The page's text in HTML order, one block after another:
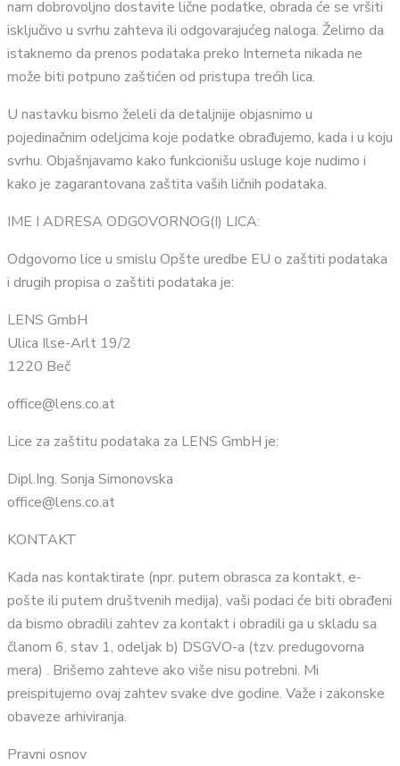
nam dobrovoljno dostavite lične podatke, obrada će se vršiti
isključivo u svrhu zahteva ili odgovarajućeg naloga. Želimo da
istaknemo da prenos podataka preko Interneta nikada ne
može biti potpuno zaštićen od pristupa trećih lica.
U nastavku bismo želeli da detaljnije objasnimo u
pojedinačnim odeljcima koje podatke obrađujemo, kada i u koju
svrhu. Objašnjavamo kako funkcionišu usluge koje nudimo i
kako je zagarantovana zaštita vaših ličnih podataka.
IME I ADRESA ODGOVORNOG(I) LICA:
Odgovorno lice u smislu Opšte uredbe EU o zaštiti podataka
i drugih propisa o zaštiti podataka je:
LENS GmbH
Ulica Ilse-Arlt 19/2
1220 Beč
office@lens.co.at
Lice za zaštitu podataka za LENS GmbH je:
Dipl.Ing. Sonja Simonovska
office@lens.co.at
KONTAKT
Kada nas kontaktirate (npr. putem obrasca za kontakt, e-
pošte ili putem društvenih medija), vaši podaci će biti obrađeni
da bismo obradili zahtev za kontakt i obradili ga u skladu sa
članom 6, stav 1, odeljak b) DSGVO-a (tzv. predugovorna
mera) . Brišemo zahteve ako više nisu potrebni. Mi
preispitujemo ovaj zahtev svake dve godine. Važe i zakonske
obaveze arhiviranja.
Pravni osnov